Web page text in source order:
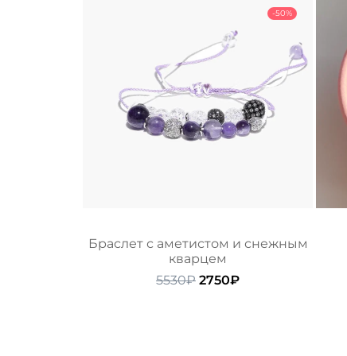
-50%
Браслет с аметистом и снежным
кварцем
5530₽ Первоначальная
2750₽Текущая